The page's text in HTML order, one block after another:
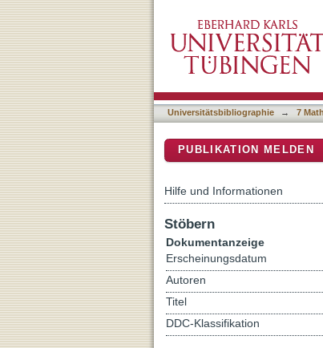
Universitätsbibliographie → 7
PUBLIKATION MELDEN
Hilfe und Informationen
Stöbern
Dokumentanzeige
Erscheinungsdatum
Autoren
Titel
DDC-Klassifikation